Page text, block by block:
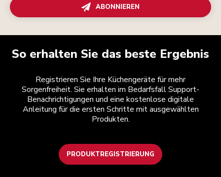
ABONNIEREN
So erhalten Sie das beste Ergebnis
Registrieren Sie Ihre Küchengeräte für mehr
Sorgenfreiheit. Sie erhalten im Bedarfsfall Support-
Benachrichtigungen und eine kostenlose digitale
Anleitung für die ersten Schritte mit ausgewählten
Produkten.
PRODUKTREGISTRIERUNG